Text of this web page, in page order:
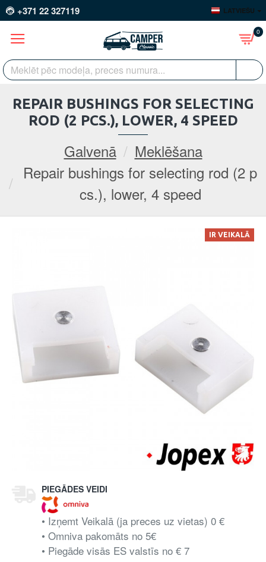
+371 22 327119 LATVIEŠU
0
Galvenā
Meklēšana
Repair bushings for selecting rod (2 p
cs.), lower, 4 speed
REPAIR BUSHINGS FOR SELECTING
ROD (2 PCS.), LOWER, 4 SPEED
IR VEIKALĀ
PIEGĀDES VEIDI
• Izņemt Veikalā (ja preces uz vietas) 0 €
• Omniva pakomāts no 5€
• Piegāde visās ES valstīs no € 7